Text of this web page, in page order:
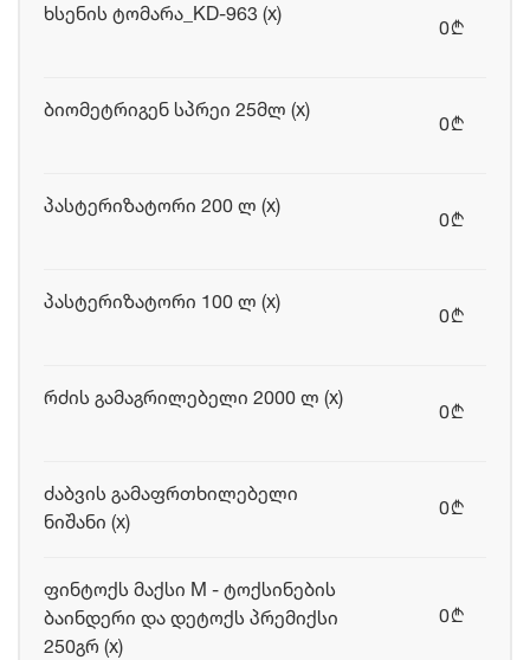
ხსენის ტომარა_KD-963 (x)
0b
ბიომეტრიგენ სპრეი 25მლ (x)
0b
პასტერიზატორი 200 ლ (x)
0b
პასტერიზატორი 100 ლ (x)
0b
რძის გამაგრილებელი 2000 ლ (x)
0b
ძაბვის გამაფრთხილებელი
ნიშანი (x)
0b
ფინტოქს მაქსი M - ტოქსინების
ბაინდერი და დეტოქს პრემიქსი
250გრ (x)
0b